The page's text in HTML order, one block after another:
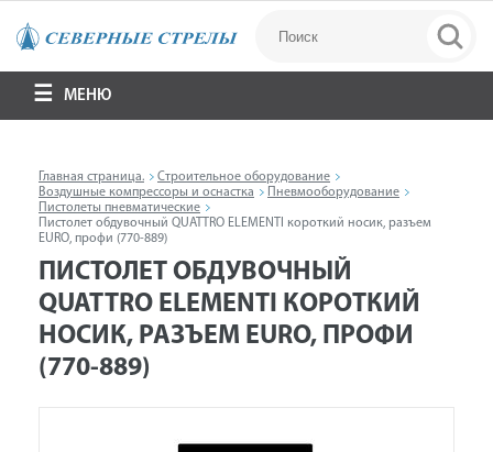
МЕНЮ
Главная страница.
Строительное оборудование
Воздушные компрессоры и оснастка
Пневмооборудование
Пистолеты пневматические
Пистолет обдувочный QUATTRO ELEMENTI короткий носик, разъем
EURO, профи (770-889)
ПИСТОЛЕТ ОБДУВОЧНЫЙ
QUATTRO ELEMENTI КОРОТКИЙ
НОСИК, РАЗЪЕМ EURO, ПРОФИ
(770-889)